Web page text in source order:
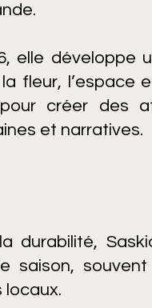
elle développe
fleur, l’espace
créer des
et narratives.
durabilité,
saison,
locaux.